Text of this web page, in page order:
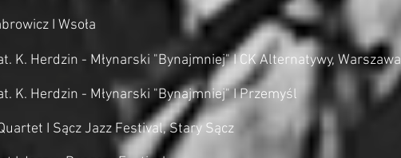
I Wsoła
K. Herdzin - Młynarski "Bynajmniej" I CK Alternatywy, Warszawa
K. Herdzin - Młynarski "Bynajmniej" I Przemyśl
I Sącz Jazz Festival, Stary Sącz